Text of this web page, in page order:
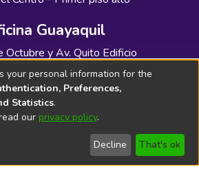
Guayaquil
Octubre y Av. Quito Edificio
- Planta baja
Técnico Bibliolatino.com
your personal information for the
Preferences,
Statistics.
our privacy policy.
Decline That's ok